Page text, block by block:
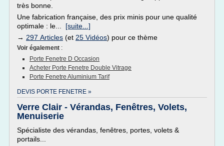
très bonne.
Une fabrication française, des prix minis pour une qualité
optimale : le... [suite...]
→ 297 Articles (et 25 Vidéos) pour ce thème
Voir également :
Porte Fenetre D Occasion
Acheter Porte Fenetre Double Vitrage
Porte Fenetre Aluminium Tarif
DEVIS PORTE FENETRE »
Verre Clair - Vérandas, Fenêtres, Volets,
Menuiserie
Spécialiste des vérandas, fenêtres, portes, volets &
portails...